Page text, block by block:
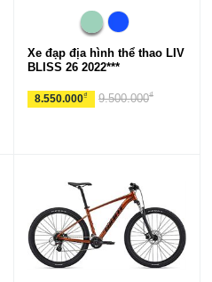
Xe đạp địa hình thể thao LIV
BLISS 26 2022***
8.550.000₫ 9.500.000₫